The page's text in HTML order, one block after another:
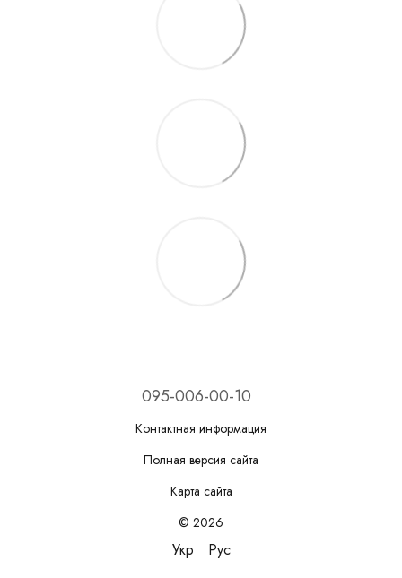
095-006-00-10
Контактная информация
Полная версия сайта
Карта сайта
© 2026
Укр Рус